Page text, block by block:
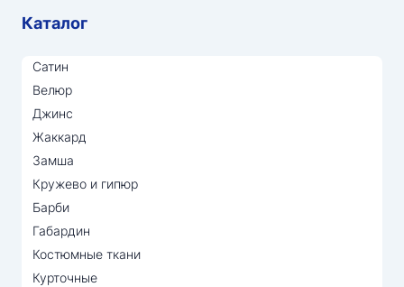
Каталог
Сатин
Велюр
Джинс
Жаккард
Замша
Кружево и гипюр
Барби
Габардин
Костюмные ткани
Курточные